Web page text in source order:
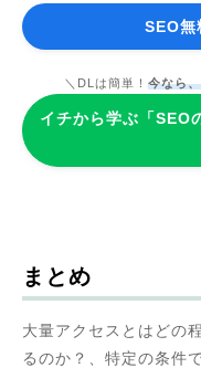
SEO無
＼DLは簡単！ 今なら
イチから学ぶ「SEO
まとめ
大量アクセスとはどの
るのか？、特定の条件